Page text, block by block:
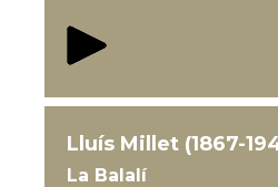
Lluís Millet (1867-
La Balalí